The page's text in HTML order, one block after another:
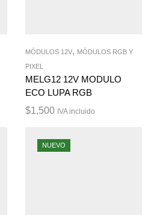
MÓDULOS 12V, MÓDULOS RGB Y
PIXEL
MELG12 12V MODULO
ECO LUPA RGB
$1,500 IVA incluido
NUEVO